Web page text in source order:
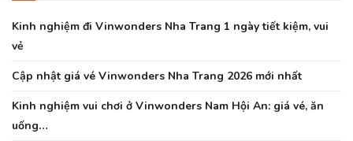
Kinh nghiệm đi Vinwonders Nha Trang 1 ngày tiết kiệm, vui
vẻ
Cập nhật giá vé Vinwonders Nha Trang 2026 mới nhất
Kinh nghiệm vui chơi ở Vinwonders Nam Hội An: giá vé, ăn
uống…